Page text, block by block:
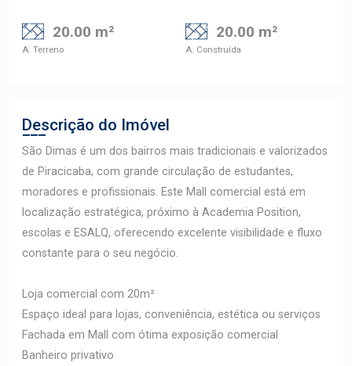
20.00 m²
A. Terreno
20.00 m²
A. Construída
Descrição do Imóvel
São Dimas é um dos bairros mais tradicionais e valorizados
de Piracicaba, com grande circulação de estudantes,
moradores e profissionais. Este Mall comercial está em
localização estratégica, próximo à Academia Position,
escolas e ESALQ, oferecendo excelente visibilidade e fluxo
constante para o seu negócio.
Loja comercial com 20m²
Espaço ideal para lojas, conveniência, estética ou serviços
Fachada em Mall com ótima exposição comercial
Banheiro privativo